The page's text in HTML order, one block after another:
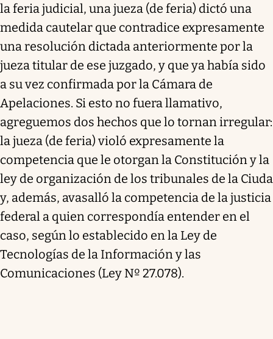
la feria judicial, una jueza (de feria) dictó una
medida cautelar que contradice expresamente
una resolución dictada anteriormente por la
jueza titular de ese juzgado, y que ya había sido
a su vez confirmada por la Cámara de
Apelaciones. Si esto no fuera llamativo,
agreguemos dos hechos que lo tornan irregular:
la jueza (de feria) violó expresamente la
competencia que le otorgan la Constitución y la
ley de organización de los tribunales de la Ciuda
y, además, avasalló la competencia de la justicia
federal a quien correspondía entender en el
caso, según lo establecido en la Ley de
Tecnologías de la Información y las
Comunicaciones (Ley Nº 27.078).